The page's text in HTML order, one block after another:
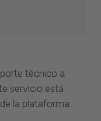
técnico a
servicio está
la plataforma.